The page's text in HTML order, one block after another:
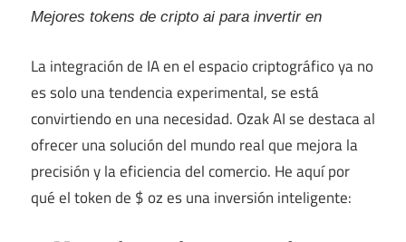
Mejores tokens de cripto ai para invertir en
La integración de IA en el espacio criptográfico ya no
es solo una tendencia experimental, se está
convirtiendo en una necesidad. Ozak AI se destaca al
ofrecer una solución del mundo real que mejora la
precisión y la eficiencia del comercio. He aquí por
qué el token de $ oz es una inversión inteligente: